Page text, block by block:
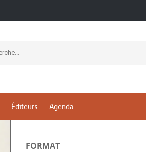
Éditeurs Agenda
Revue
FORMAT